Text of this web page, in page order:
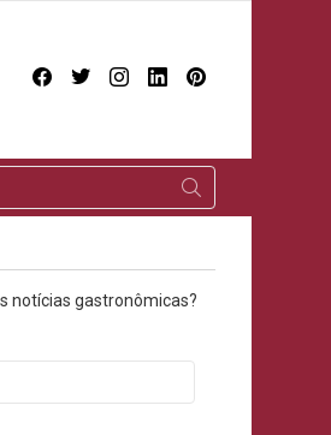
facebooktwitterinstagram
linkedin
notícias gastronômicas?